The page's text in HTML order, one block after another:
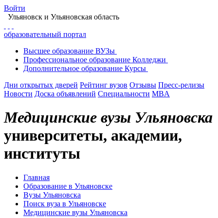
Войти
Ульяновск и Ульяновская область
образовательный портал
Высшее образование ВУЗы
Профессиональное образование Колледжи
Дополнительное образование Курсы
Дни открытых дверей Рейтинг вузов Отзывы Пресс-релизы
Новости Доска объявлений Специальности MBA
Медицинские вузы Ульяновска
университеты, академии,
институты
Главная
Образование в Ульяновске
Вузы Ульяновска
Поиск вуза в Ульяновске
Медицинские вузы Ульяновска